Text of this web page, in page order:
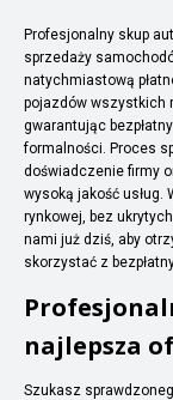
Profesjonalny skup
sprzedaży
natychmiastową
pojazdów wszystkich
gwarantując
formalności. Proces
doświadczenie firmy
wysoką jakość usług.
rynkowej, bez
nami już dziś, aby
skorzystać z
najlepsza
Szukasz